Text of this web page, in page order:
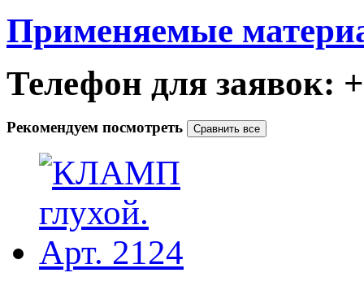
Применяемые
Телефон для заявок:
Рекомендуем посмотреть